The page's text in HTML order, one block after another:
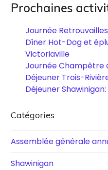
Prochaines
Journée Retrouvailles
Dîner Hot-Dog et
Victoriaville
Journée Champêtre
Déjeuner Trois-
Déjeuner
Catégories
Assemblée générale
Shawinigan